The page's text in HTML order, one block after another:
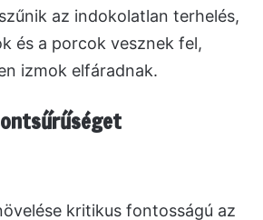
az indokolatlan terhelés,
és a porcok vesznek fel,
izmok elfáradnak.
kritikus fontosságú az